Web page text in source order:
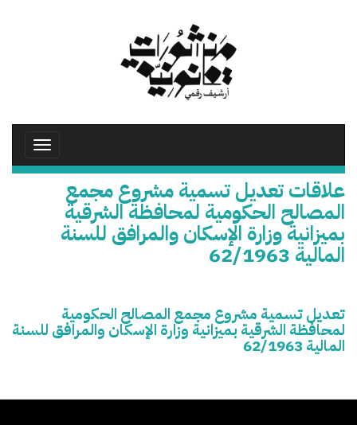
Toggle
علاقات تعديل تسمية مشروع مجمع
المصالح الحكومية لمحافظة الشرقية
بميزانية وزارة الإسكان والمرافق للسنة
المالية 62/1963
تعديل تسمية مشروع مجمع المصالح الحكومية
لمحافظة الشرقية بميزانية وزارة الإسكان والمرافق للسنة
المالية 62/1963